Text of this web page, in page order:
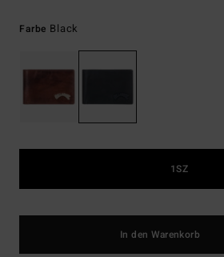
Farbe Black
1SZ
In den Warenkorb